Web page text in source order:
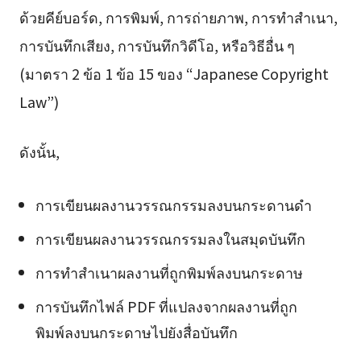
ด้วยคีย์บอร์ด, การพิมพ์, การถ่ายภาพ, การทำสำเนา,
การบันทึกเสียง, การบันทึกวิดีโอ, หรือวิธีอื่น ๆ
(มาตรา 2 ข้อ 1 ข้อ 15 ของ “Japanese Copyright
Law”)
ดังนั้น,
การเขียนผลงานวรรณกรรมลงบนกระดานดำ
การเขียนผลงานวรรณกรรมลงในสมุดบันทึก
การทำสำเนาผลงานที่ถูกพิมพ์ลงบนกระดาษ
การบันทึกไฟล์ PDF ที่แปลงจากผลงานที่ถูก
พิมพ์ลงบนกระดาษไปยังสื่อบันทึก